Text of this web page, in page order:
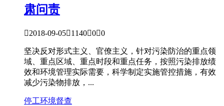
肃问责
2018-09-05114000
坚决反对形式主义、官僚主义，针对污染防治的重点领
域、重点区域、重点时段和重点任务，按照污染排放绩
效和环境管理实际需要，科学制定实施管控措施，有效
减少污染物排放，...
停工环境督查